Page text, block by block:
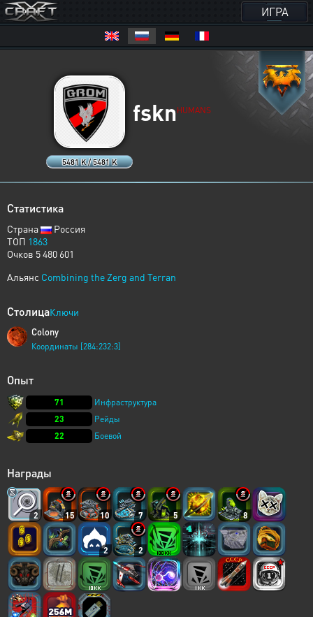
ИГРА
5481 K / 5481 K
fsknHUMANS
Статистика
Страна
Россия
ТОП 1863
Очков 5 480 601
Альянс Combining the Zerg and Terran
СтолицаКлючи
Colony
Координаты [284:232:3]
Опыт
71
Инфраструктура
23
Рейды
22
Боевой
Награды
2 15 10 7 5 8
2 2